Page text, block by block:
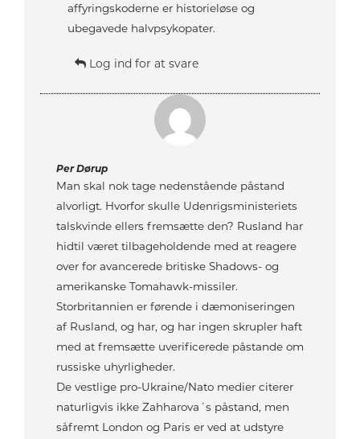
affyringskoderne er historieløse og
ubegavede halvpsykopater.
Log ind for at svare
Per Dørup
Man skal nok tage nedenstående påstand
alvorligt. Hvorfor skulle Udenrigsministeriets
talskvinde ellers fremsætte den? Rusland har
hidtil været tilbageholdende med at reagere
over for avancerede britiske Shadows- og
amerikanske Tomahawk-missiler.
Storbritannien er førende i dæmoniseringen
af Rusland, og har, og har ingen skrupler haft
med at fremsætte uverificerede påstande om
russiske uhyrligheder.
De vestlige pro-Ukraine/Nato medier citerer
naturligvis ikke Zahharova´s påstand, men
såfremt London og Paris er ved at udstyre